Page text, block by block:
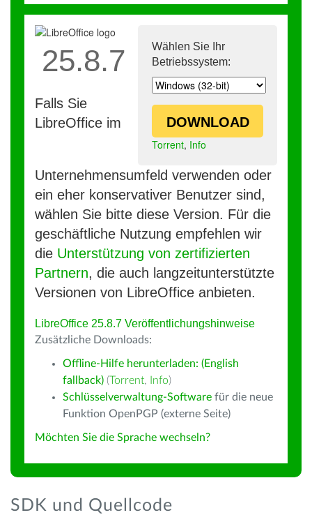
Wählen Sie Ihr
Betriebssystem:
DOWNLOAD
Torrent, Info
25.8.7
Falls Sie
LibreOffice im
Unternehmensumfeld verwenden oder
ein eher konservativer Benutzer sind,
wählen Sie bitte diese Version. Für die
geschäftliche Nutzung empfehlen wir
die Unterstützung von zertifizierten
Partnern, die auch langzeitunterstützte
Versionen von LibreOffice anbieten.
LibreOffice 25.8.7 Veröffentlichungshinweise
Zusätzliche Downloads:
Offline-Hilfe herunterladen: (English
fallback) (Torrent, Info)
Schlüsselverwaltung-Software für die neue
Funktion OpenPGP (externe Seite)
Möchten Sie die Sprache wechseln?
SDK und Quellcode